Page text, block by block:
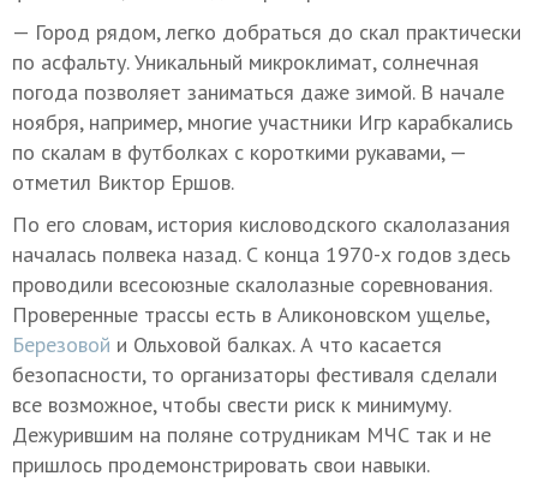
— Город рядом, легко добраться до скал практически
по асфальту. Уникальный микроклимат, солнечная
погода позволяет заниматься даже зимой. В начале
ноября, например, многие участники Игр карабкались
по скалам в футболках с короткими рукавами, —
отметил Виктор Ершов.
По его словам, история кисловодского скалолазания
началась полвека назад. С конца 1970-х годов здесь
проводили всесоюзные скалолазные соревнования.
Проверенные трассы есть в Аликоновском ущелье,
Березовой и Ольховой балках. А что касается
безопасности, то организаторы фестиваля сделали
все возможное, чтобы свести риск к минимуму.
Дежурившим на поляне сотрудникам МЧС так и не
пришлось продемонстрировать свои навыки.